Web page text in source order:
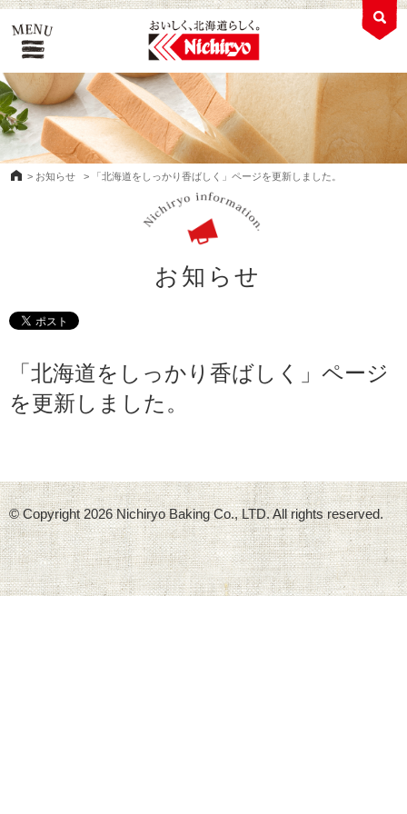
> お知らせ > 「北海道をしっかり香ばしく」ページを更新しました。
お知らせ
「北海道をしっかり香ばしく」ページ
を更新しました。
© Copyright2026 Nichiryo Baking Co., LTD. All rights reserved.